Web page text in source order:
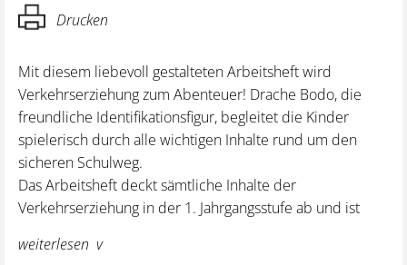
Drucken
Mit diesem liebevoll gestalteten Arbeitsheft wird
Verkehrserziehung zum Abenteuer! Drache Bodo, die
freundliche Identifikationsfigur, begleitet die Kinder
spielerisch durch alle wichtigen Inhalte rund um den
sicheren Schulweg.
Das Arbeitsheft deckt sämtliche Inhalte der
Verkehrserziehung in der 1. Jahrgangsstufe ab und ist
weiterlesen